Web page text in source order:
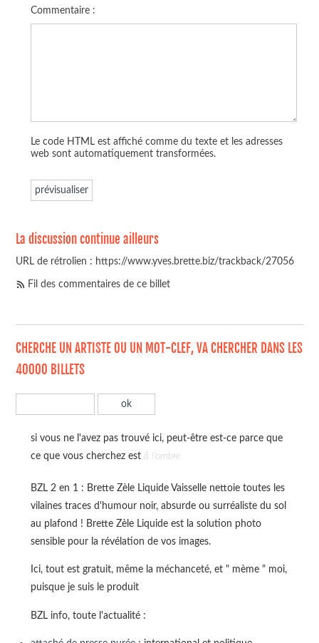
Commentaire :
Le code HTML est affiché comme du texte et les adresses
web sont automatiquement transformées.
La discussion continue ailleurs
URL de rétrolien : https://www.yves.brette.biz/trackback/27056
Fil des commentaires de ce billet
CHERCHE UN ARTISTE OU UN MOT-CLEF, VA CHERCHER DANS LES
40000 BILLETS
si vous ne l'avez pas trouvé ici, peut-être est-ce parce que
ce que vous cherchez est à l'ombre
BZL 2 en 1 : Brette Zèle Liquide Vaisselle nettoie toutes les
vilaines traces d'humour noir, absurde ou surréaliste du sol
au plafond ! Brette Zèle Liquide est la solution photo
sensible pour la révélation de vos images.
Ici, tout est gratuit, même la méchanceté, et " mème " moi,
puisque je suis le produit
BZL info, toute l'actualité :